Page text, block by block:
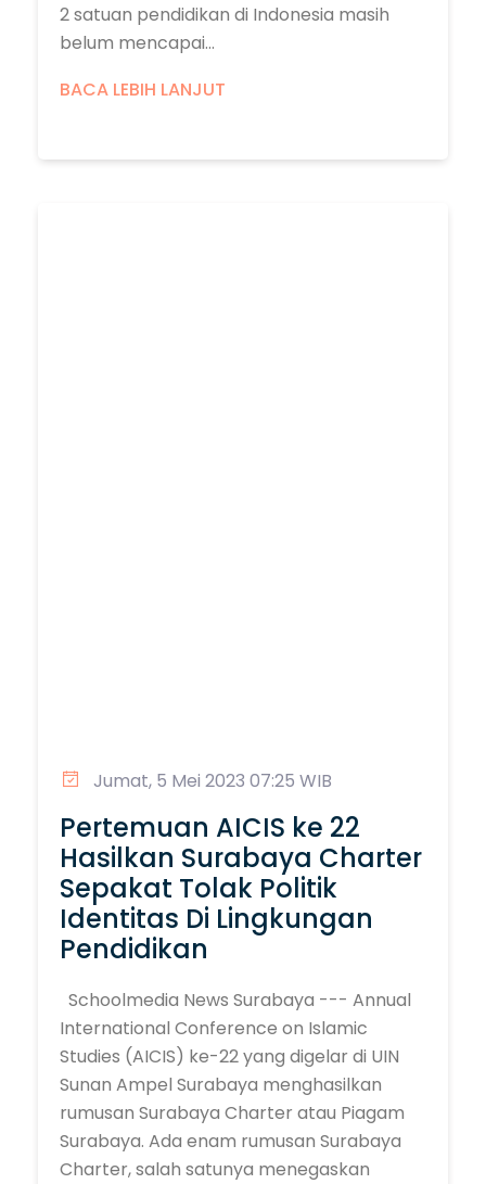
2 satuan pendidikan di Indonesia masih
belum mencapai...
BACA LEBIH LANJUT
Jumat, 5 Mei 2023 07:25 WIB
Pertemuan AICIS ke 22
Hasilkan Surabaya Charter
Sepakat Tolak Politik
Identitas Di Lingkungan
Pendidikan
Schoolmedia News Surabaya --- Annual
International Conference on Islamic
Studies (AICIS) ke-22 yang digelar di UIN
Sunan Ampel Surabaya menghasilkan
rumusan Surabaya Charter atau Piagam
Surabaya. Ada enam rumusan Surabaya
Charter, salah satunya menegaskan